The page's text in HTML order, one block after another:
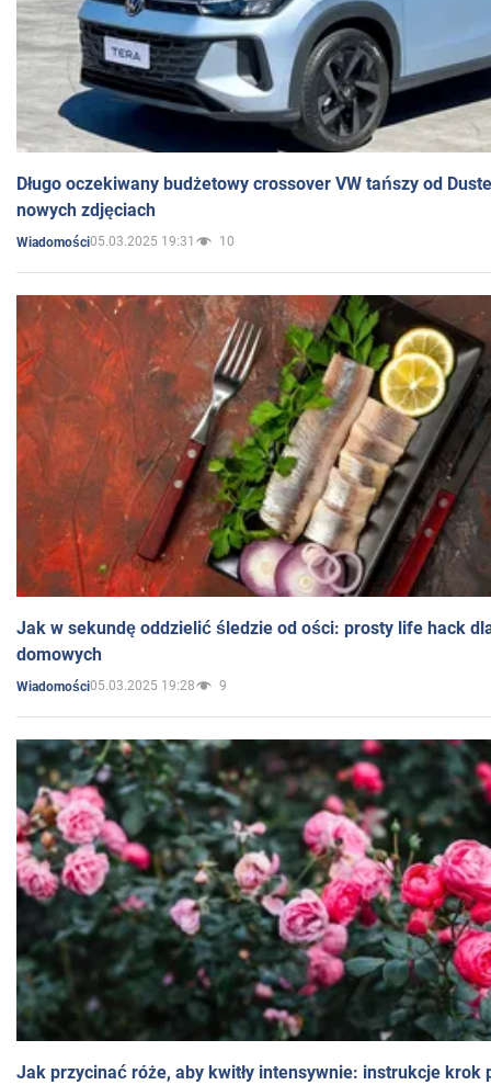
Długo oczekiwany budżetowy crossover VW tańszy od
nowych zdjęciach
Wiadomości05.03.2025 19:31 10
Jak w sekundę oddzielić śledzie od ości: prosty life hack
domowych
Wiadomości05.03.2025 19:28 9
Jak przycinać róże, aby kwitły intensywnie: instrukcje krok